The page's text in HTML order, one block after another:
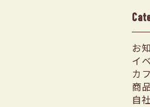
お
イ
カ
商
自